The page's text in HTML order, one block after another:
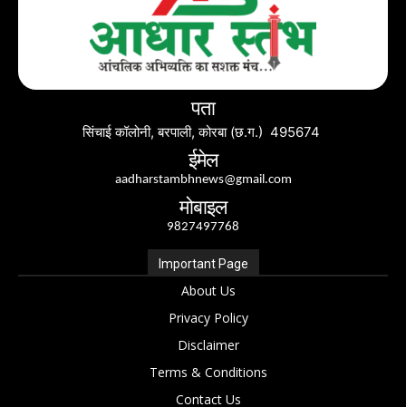
पता
सिंचाई कॉलोनी, बरपाली, कोरबा (छ.ग.) 495674
ईमेल
aadharstambhnews@gmail.com
मोबाइल
9827497768
Important Page
About Us
Privacy Policy
Disclaimer
Terms & Conditions
Contact Us